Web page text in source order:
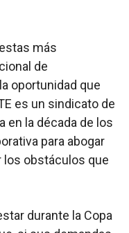
más
de
oportunidad que
es un sindicato de
en la década de los
para abogar
los obstáculos que
durante la Copa